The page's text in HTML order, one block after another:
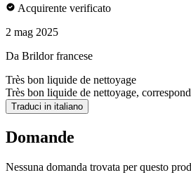
Acquirente verificato
2 mag 2025
Da Brildor francese
Très bon liquide de nettoyage
Très bon liquide de nettoyage,
Traduci in italiano
Domande
Nessuna domanda trovata per questo